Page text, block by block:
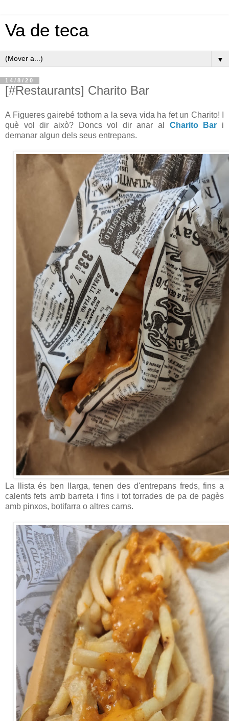
Va de teca
▼
14/8/20
[#Restaurants] Charito Bar
A Figueres gairebé tothom a la seva vida ha fet un Charito! I
què vol dir això? Doncs vol dir anar al Charito Bar i
demanar algun dels seus entrepans.
La llista és ben llarga, tenen des d'entrepans freds, fins a
calents fets amb barreta i fins i tot torrades de pa de pagès
amb pinxos, botifarra o altres carns.